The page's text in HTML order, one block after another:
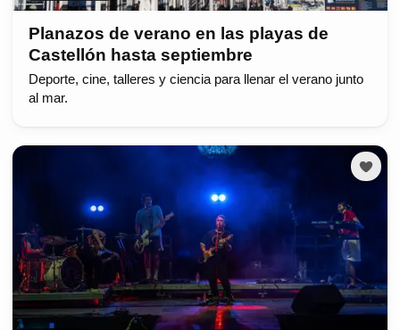
Planazos de verano en las playas de
Castellón hasta septiembre
Deporte, cine, talleres y ciencia para llenar el verano junto
al mar.